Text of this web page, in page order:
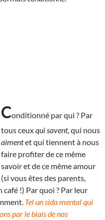
Conditionné par qui ? Par
tous ceuxqui savent, qui nous
aimentet qui tiennent à nous
faire profiter de ce même
savoir et de ce même amour
(si vous êtes des parents,
café !) Par quoi ? Par leur
Tel un sida mental qui
par le biais de nos